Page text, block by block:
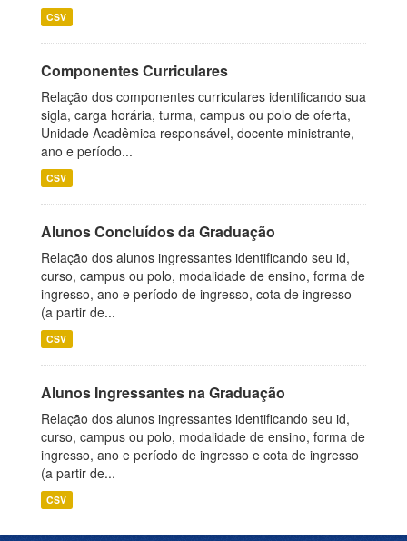
CSV
Componentes Curriculares
Relação dos componentes curriculares identificando sua
sigla, carga horária, turma, campus ou polo de oferta,
Unidade Acadêmica responsável, docente ministrante,
ano e período...
CSV
Alunos Concluídos da Graduação
Relação dos alunos ingressantes identificando seu id,
curso, campus ou polo, modalidade de ensino, forma de
ingresso, ano e período de ingresso, cota de ingresso
(a partir de...
CSV
Alunos Ingressantes na Graduação
Relação dos alunos ingressantes identificando seu id,
curso, campus ou polo, modalidade de ensino, forma de
ingresso, ano e período de ingresso e cota de ingresso
(a partir de...
CSV